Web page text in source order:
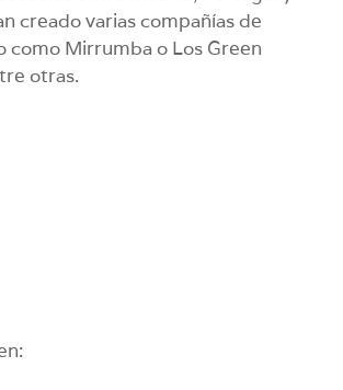
creado varias compañías de
como Mirrumba o Los Green
otras.